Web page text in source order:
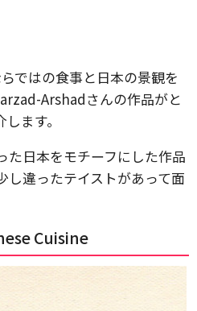
ではの食事と日本の景観を
Arshadさんの作品がと
ます。
た日本をモチーフにした作品
し違ったテイストがあって面
Cuisine